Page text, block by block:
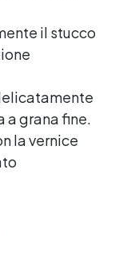
il stucco
a grana fine.
la vernice